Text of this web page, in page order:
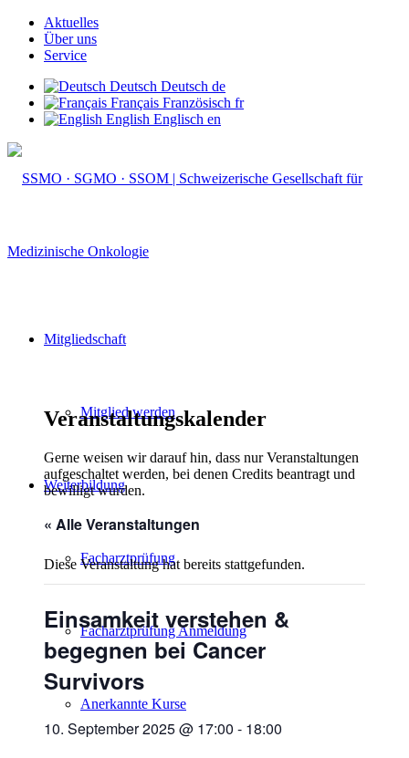
Aktuelles
Über uns
Service
Deutsch Deutsch de
Français Französisch fr
English Englisch en
Mitgliedschaft
Mitglied werden
Weiterbildung
Facharztprüfung
Facharztprüfung Anmeldung
Anerkannte Kurse
Veranstaltungskalender
Gerne weisen wir darauf hin, dass nur Veranstaltungen
aufgeschaltet werden, bei denen Credits beantragt und
bewilligt wurden.
« Alle Veranstaltungen
Diese Veranstaltung hat bereits stattgefunden.
Einsamkeit verstehen &
begegnen bei Cancer
Survivors
10. September 2025 @ 17:00 - 18:00